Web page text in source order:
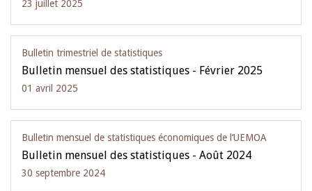
23 juillet 2025
Bulletin trimestriel de statistiques
Bulletin mensuel des statistiques - Février 2025
01 avril 2025
Bulletin mensuel de statistiques économiques de l‘UEMOA
Bulletin mensuel des statistiques - Août 2024
30 septembre 2024